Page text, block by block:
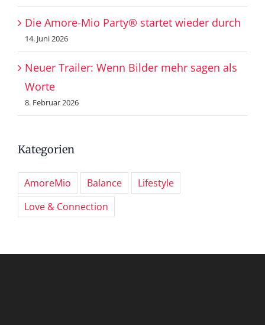
Die Amore-Mio Party® startet wieder durch
14. Juni 2026
Neuer Trailer: Wenn Bilder mehr sagen als
Worte
8. Februar 2026
Kategorien
AmoreMio Balance
Lifestyle
Love & Connection